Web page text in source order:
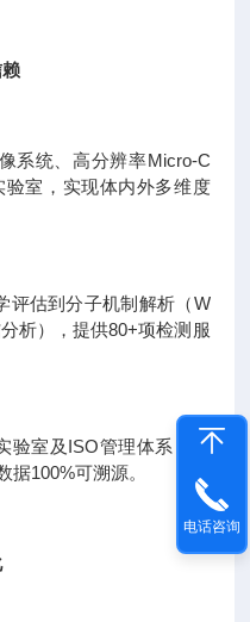
系统、高分辨率Micro-C
室，实现体内外多维度
评估到分子机制解析（W
析），提供80+项检测服
验室及ISO管理体系，实
100%可溯源。
电话咨询